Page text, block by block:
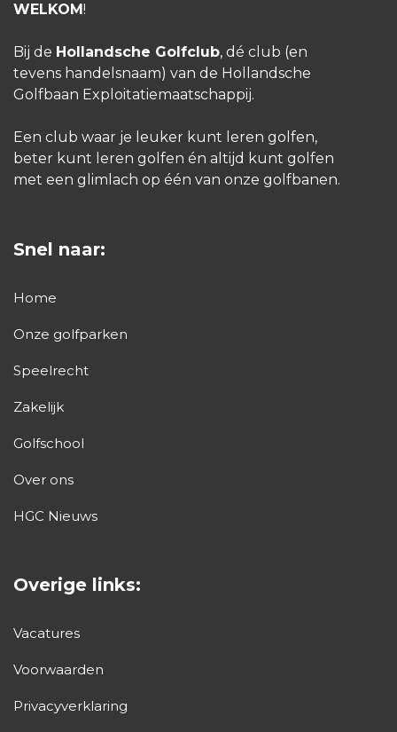
WELKOM!
Bij de Hollandsche Golfclub, dé club (en
tevens handelsnaam) van de Hollandsche
Golfbaan Exploitatiemaatschappij.
Een club waar je leuker kunt leren golfen,
beter kunt leren golfen én altijd kunt golfen
met een glimlach op één van onze golfbanen.
Snel naar:
Home
Onze golfparken
Speelrecht
Zakelijk
Golfschool
Over ons
HGC Nieuws
Overige links:
Vacatures
Voorwaarden
Privacyverklaring